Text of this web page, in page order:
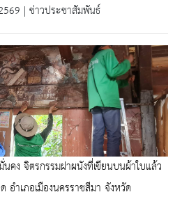
| ข่าวประชาสัมพันธ์
คง จิตรกรรมฝาผนังที่เขียนบนผ้าใบแล้ว
อำเภอเมืองนครราชสีมา จังหวัด